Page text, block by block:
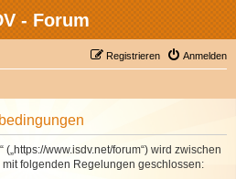
- Forum
Anmelden
Registrieren
(„https://www.isdv.net/forum“) wird zwischen
folgenden Regelungen geschlossen: